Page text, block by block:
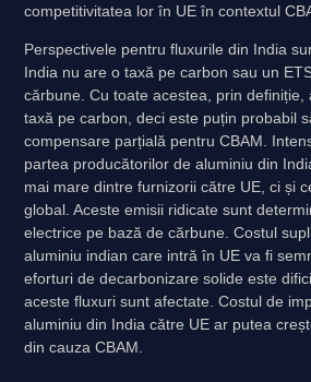
competitivitatea lor în UE în contextul
Perspectivele pentru fluxurile din India
India nu are o taxă pe carbon sau un
cărbune. Cu toate acestea, prin definiție,
taxă pe carbon, deci este puțin probabil
compensare parțială pentru CBAM.
partea producătorilor de aluminiu din
mai mare dintre furnizorii către UE, ci și
global. Aceste emisii ridicate sunt
electrice pe bază de cărbune. Costul
aluminiu indian care intră în UE va fi
eforturi de decarbonizare solide este
aceste fluxuri sunt afectate. Costul de
aluminiu din India către UE ar putea
din cauza CBAM.